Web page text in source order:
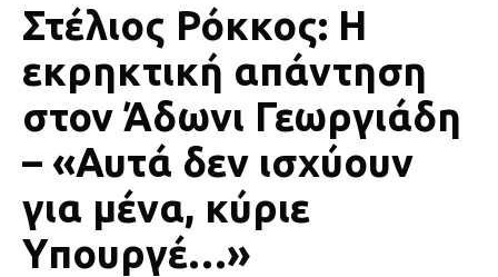
Στέλιος Ρόκκος: Η
εκρηκτική απάντηση
στον Άδωνι Γεωργιάδη
– «Αυτά δεν ισχύουν
για μένα, κύριε
Υπουργέ…»